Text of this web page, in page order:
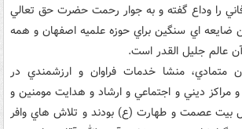
را وداع گفته و به جوار رحمت حضرت حق تعالي
ضايعه اي سنگين براي حوزه علميه اصفهان و همه
عالم جليل القدر است.
متمادي، منشا خدمات فراوان و ارزشمندي در
ديني و اجتماعي و ارشاد و هدايت مومنين و
بيت عصمت و طهارت (ع) بودند و تلاش هاي وافر